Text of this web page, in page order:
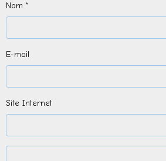
Nom
E-mail
Site Internet